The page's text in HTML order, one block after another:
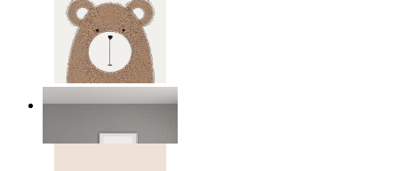
Nordic Bear
14,95 €